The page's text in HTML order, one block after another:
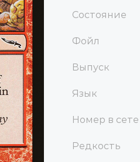
Состояние
Фойл
Выпуск
Язык
Номер в сете
Редкость